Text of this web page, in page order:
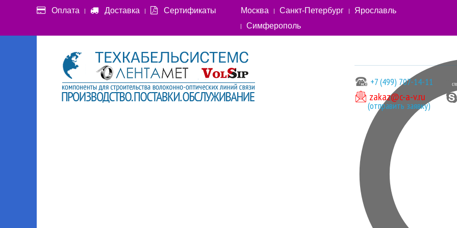
Оплата Доставка Сертификаты Москва Санкт-Петербург
Ярославль
Симферополь
+7 (499) 707-14-11
zakaz@c-a-v.ru
(отправить заявку)